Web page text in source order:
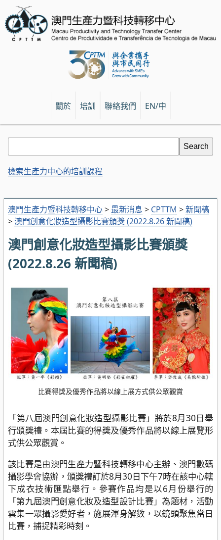
關於 培訓 聯絡我們 EN/中
澳門生產力暨科技轉移中心> 最新消息 > CPTTM >新聞稿
> 澳門創意化妝造型攝影比賽頒獎 (2022.8.26 新聞稿)
澳門創意化妝造型攝影比賽頒獎
(2022.8.26 新聞稿)
比賽得獎及優秀作品將以線上展方式供公眾觀賞
「第八屆澳門創意化妝造型攝影比賽」將於8月30日舉
行頒獎禮。本屆比賽的得獎及優秀作品將以線上展覽形
式供公眾觀賞。
該比賽是由澳門生產力暨科技轉移中心主辦、澳門數碼
攝影學會協辦，頒獎禮訂於8月30日下午7時在該中心轄
下成衣技術匯點舉行。參賽作品均是以6月份舉行的
「第九屆澳門創意化妝及造型設計比賽」為題材，活動
雲集一眾攝影愛好者，施展渾身解數，以鏡頭聚焦當日
比賽，捕捉精彩時刻。
檢索生產力中心的培訓課程